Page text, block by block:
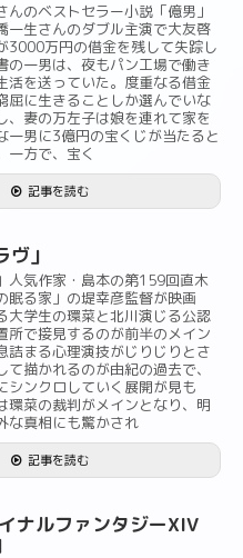
んのベストセラー小説「億男」
一生さんのダブル主演で大友啓
3000万円の借金を残して失踪し
の一男は、夜もパン工場で働き
活を送っていた。度重なる借金
屈に生きることしか選んでいな
、妻の万左子は娘を連れて家を
一男に3億円の宝くじが当たると
一方で、宝く
記事を読む
ヴ」
人気作家・島本の第159回直木
眠る家」の堤幸彦監督が映画
大学生の環菜と北川演じる公認
所で接見するのが前半のメイン
詰まる心理演技がじりじりとさ
描かれるのが由紀の過去で、
シンクロしていく展開が見も
環菜の裁判がメインとなり、明
な真相にも驚かされ
記事を読む
ナルファンタジーXIV